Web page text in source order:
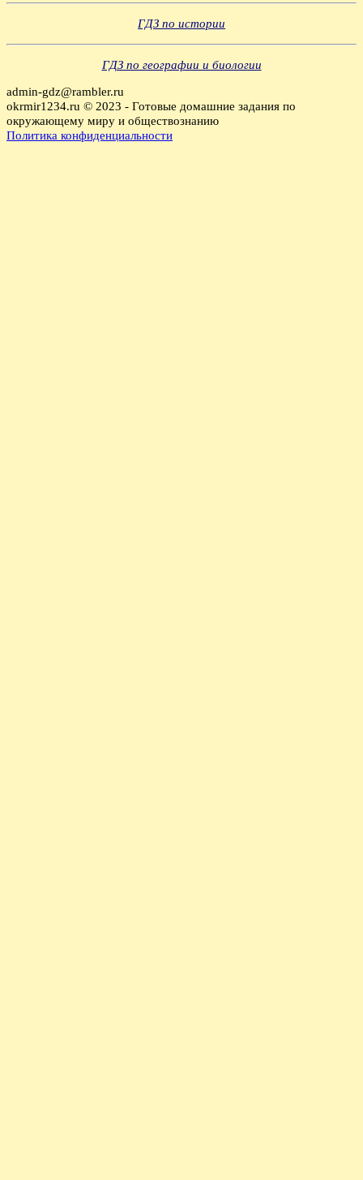
ГДЗ по истории
ГДЗ по географии и биологии
admin-gdz@rambler.ru
okrmir1234.ru © 2023 - Готовые домашние задания по
окружающему миру и обществознанию
Политика конфиденциальности